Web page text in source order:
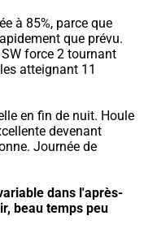
à 85%, parce que
que prévu.
force 2 tournant
atteignant 11
en fin de nuit. Houle
devenant
Journée de
dans l'après-
beau temps peu